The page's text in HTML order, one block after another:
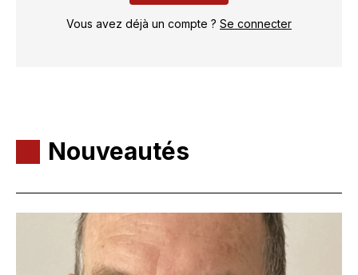
Vous avez déjà un compte ? Se connecter
Nouveautés